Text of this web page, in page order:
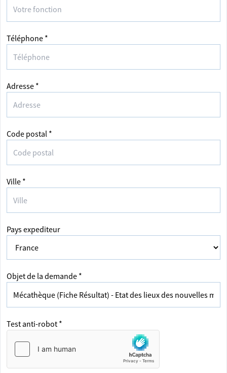
Téléphone *
Adresse *
Code postal *
Ville *
Pays expediteur
Objet de la demande *
Test anti-robot *